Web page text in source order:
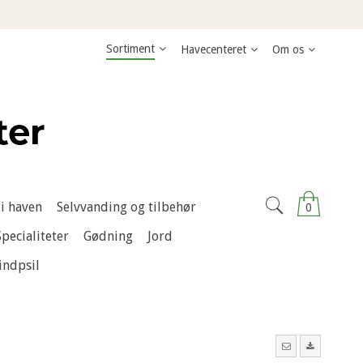
Sortiment Havecenteret Om os
0
haven
Selvvanding og tilbehør
Gødning
Jord